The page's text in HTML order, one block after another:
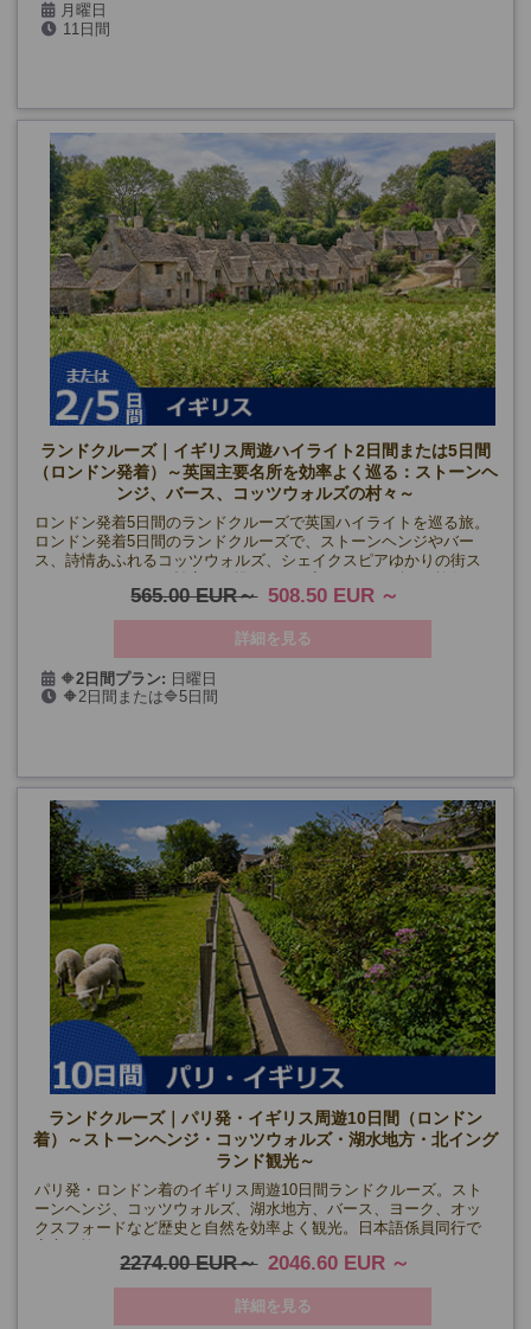
月曜日
11日間
ランドクルーズ｜イギリス周遊ハイライト2日間または5日間
（ロンドン発着）～英国主要名所を効率よく巡る：ストーンヘ
ンジ、バース、コッツウォルズの村々～
ロンドン発着5日間のランドクルーズで英国ハイライトを巡る旅。
ロンドン発着5日間のランドクルーズで、ストーンヘンジやバー
ス、詩情あふれるコッツウォルズ、シェイクスピアゆかりの街ス
トラットフォードを効率よく巡ります。初めてのイギリス旅行で
も安心の日本語ガイド同行(一部区間を除く)。
565.00 EUR 508.50 EUR
詳細を見る
🔶2日間プラン: 日曜日
4/26、5/3、5/17、5/31、6/14、6/28、7/12、7/26、8/9、8/23、
4/28、5/5・19、6/2・16・30、7/14・28、8/11・25、9/8・22、
10/6・20
🔶2日間または🔷5日間
ランドクルーズ｜パリ発・イギリス周遊10日間（ロンドン
着）～ストーンヘンジ・コッツウォルズ・湖水地方・北イング
ランド観光～
パリ発・ロンドン着のイギリス周遊10日間ランドクルーズ。スト
ーンヘンジ、コッツウォルズ、湖水地方、バース、ヨーク、オッ
クスフォードなど歴史と自然を効率よく観光。日本語係員同行で
2274.00 EUR 2046.60 EUR
詳細を見る